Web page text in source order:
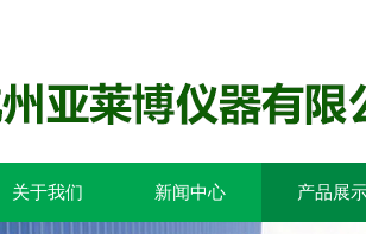
关于我们 新闻中心 产品展